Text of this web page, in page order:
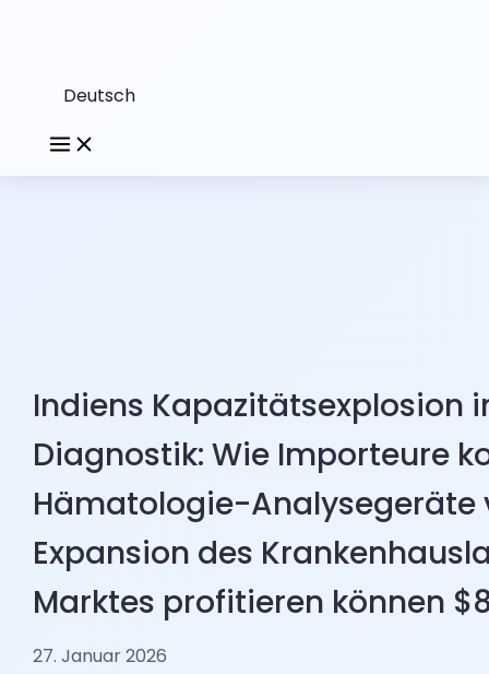
Deutsch
Indiens Kapazitätsexplosion
Diagnostik: Wie Importeure
Hämatologie-Analysegeräte
Expansion des
Marktes profitieren können
27. Januar 2026